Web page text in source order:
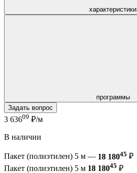
характеристики
программы
Задать вопрос
3 63609 ₽/м
В наличии
Пакет (полиэтилен) 5 м — 18 18045 ₽
Пакет (полиэтилен) 5 м 18 18045 ₽